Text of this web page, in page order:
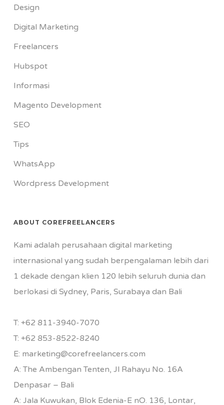
Design
Digital Marketing
Freelancers
Hubspot
Informasi
Magento Development
SEO
Tips
WhatsApp
Wordpress Development
ABOUT COREFREELANCERS
Kami adalah perusahaan digital marketing
internasional yang sudah berpengalaman lebih dari
1 dekade dengan klien 120 lebih seluruh dunia dan
berlokasi di Sydney, Paris, Surabaya dan Bali
T: +62 811-3940-7070
T: +62 853-8522-8240
E: marketing@corefreelancers.com
A: The Ambengan Tenten, Jl Rahayu No. 16A
Denpasar – Bali
A: Jala Kuwukan, Blok Edenia-E nO. 136, Lontar,